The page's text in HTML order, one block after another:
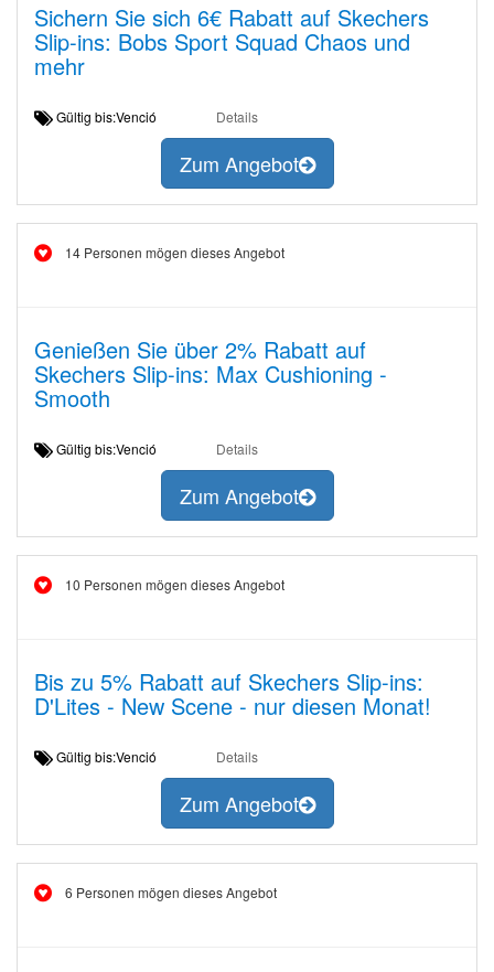
Sichern Sie sich 6€ Rabatt auf Skechers
Slip-ins: Bobs Sport Squad Chaos und
mehr
Gültig bis:Venció Details
Zum Angebot
14 Personen mögen dieses Angebot
Genießen Sie über 2% Rabatt auf
Skechers Slip-ins: Max Cushioning -
Smooth
Gültig bis:Venció Details
Zum Angebot
10 Personen mögen dieses Angebot
Bis zu 5% Rabatt auf Skechers Slip-ins:
D'Lites - New Scene - nur diesen Monat!
Gültig bis:Venció Details
Zum Angebot
6 Personen mögen dieses Angebot